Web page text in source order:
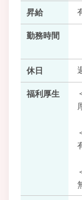
昇給
勤務時間
休日
福利厚生